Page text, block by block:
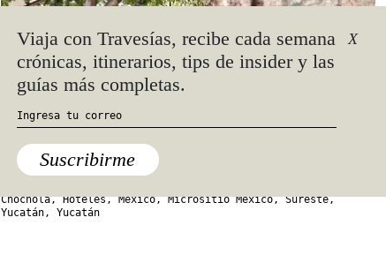
Chocholá,Hoteles,México,Micrositio Mexico,Sureste,
Yucatán, Yucatán
Viaja con Travesías, recibe cada semana
crónicas, itinerarios, tips de insider y las
guías más completas.
Suscribirme
X